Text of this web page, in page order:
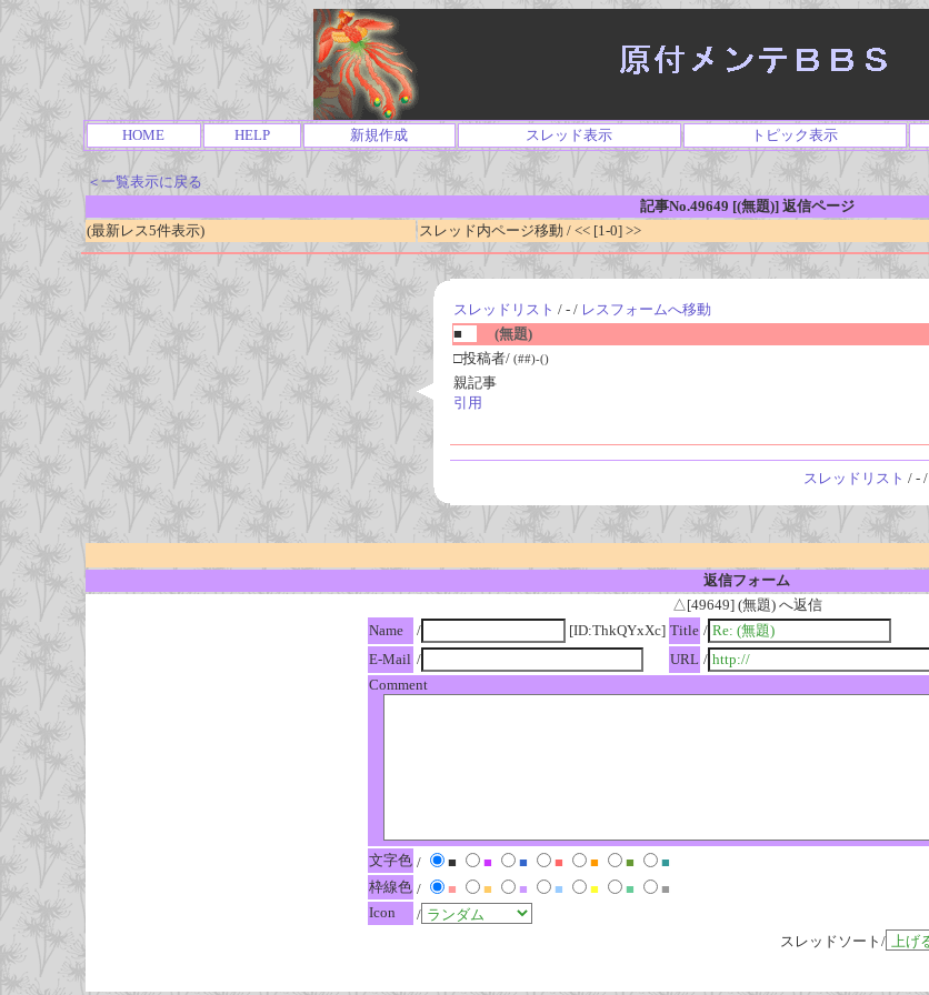
HOME HELP 新規作成 スレッド表示 トピック表示
＜一覧表示に戻る
記事No.49649 [(無題)] 返信ページ
(最新レス5件表示)
スレッド内ページ移動 / << [1-0] >>
スレッドリスト / - / レスフォームへ移動
■
(無題)
□投稿者/ (##)-()
親記事
引用
スレッドリスト / - /
返信フォーム
△[49649] (無題) へ返信
Name
/ [ID:ThkQYxXc] Title /
E-Mail / URL /
Comment
文字色 / ■ ■ ■ ■ ■ ■
■
枠線色 / ■ ■ ■ ■ ■ ■
■
Icon
/
スレッドソート/